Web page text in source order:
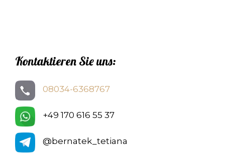
Kontaktieren Sie uns:
08034-6368767
+49 170 616 55 37
@bernatek_tetiana